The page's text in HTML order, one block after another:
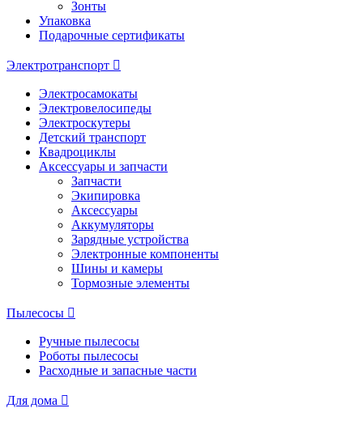
Зонты
Упаковка
Подарочные сертификаты
Электротранспорт
Электросамокаты
Электровелосипеды
Электроскутеры
Детский транспорт
Квадроциклы
Аксессуары и запчасти
Запчасти
Экипировка
Аксессуары
Аккумуляторы
Зарядные устройства
Электронные компоненты
Шины и камеры
Тормозные элементы
Пылесосы
Ручные пылесосы
Роботы пылесосы
Расходные и запасные части
Для дома